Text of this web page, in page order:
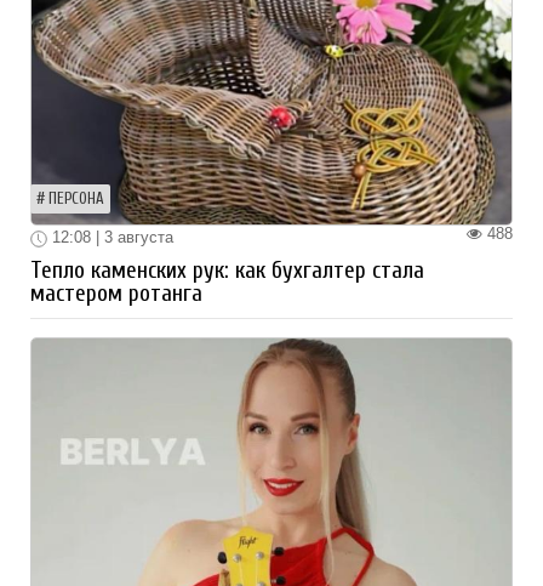
ПЕРСОНА
488
12:08 | 3 августа
Тепло каменских рук: как бухгалтер стала
мастером ротанга